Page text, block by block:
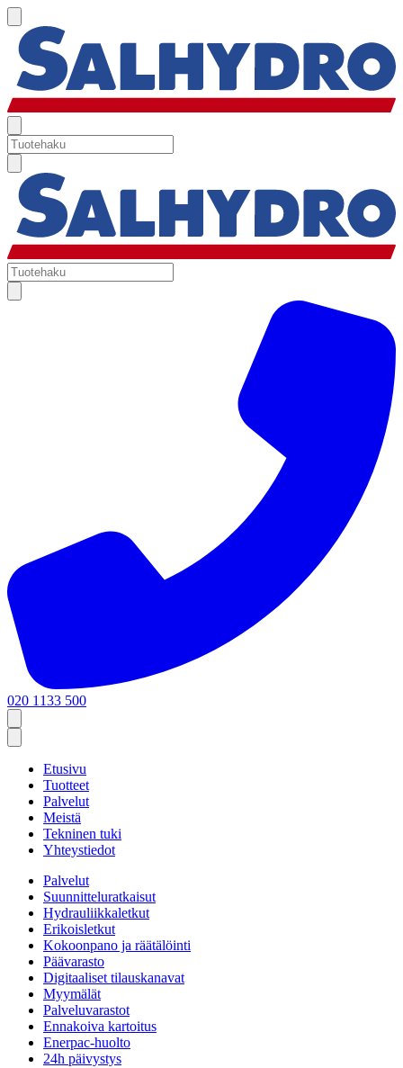
020 1133 500
Etusivu
Tuotteet
Palvelut
Meistä
Tekninen tuki
Yhteystiedot
Palvelut
Suunnitteluratkaisut
Hydrauliikkaletkut
Erikoisletkut
Kokoonpano ja räätälöinti
Päävarasto
Digitaaliset tilauskanavat
Myymälät
Palveluvarastot
Ennakoiva kartoitus
Enerpac-huolto
24h päivystys